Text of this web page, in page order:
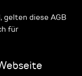
gelten diese AGB
für